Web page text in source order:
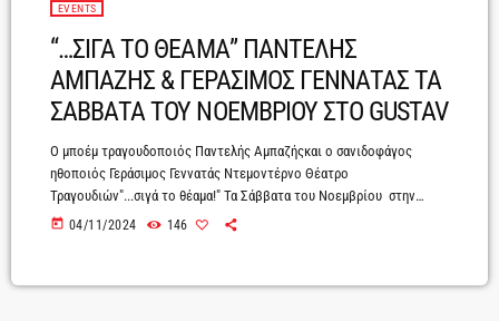
EVENTS
“…ΣΙΓΑ ΤΟ ΘΕΑΜΑ” ΠΑΝΤΕΛΗΣ
ΑΜΠΑΖΗΣ & ΓΕΡΑΣΙΜΟΣ ΓΕΝΝΑΤΑΣ ΤΑ
ΣΑΒΒΑΤΑ ΤΟΥ ΝΟΕΜΒΡΙΟΥ ΣΤΟ GUSTAV
Ο μποέμ τραγουδοποιός Παντελής Αμπαζήςκαι ο σανιδοφάγος
ηθοποιός Γεράσιμος Γεννατάς Ντεμοντέρνο Θέατρο
Τραγουδιών"...σιγά το θέαμα!" Τα Σάββατα του Νοεμβρίου στην
σκηνή του GUSTAVΝτεμοντέρνο θέατρο τραγουδιών.Έτσι
Νοεμβρίου (2,9,16,23 & 30) στη σκηνή του Gustav, στην στοά του
today 04/11/2024 146